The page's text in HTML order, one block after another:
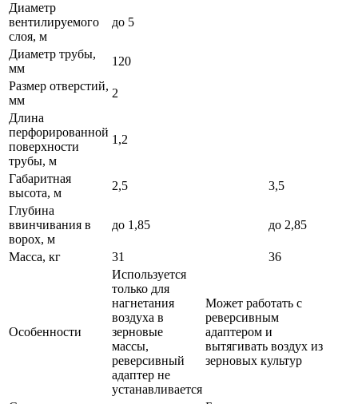
Диаметр
вентилируемого
слоя, м
до 5
Диаметр трубы,
мм
120
Размер отверстий,
мм
2
Длина
перфорированной
поверхности
трубы, м
1,2
Габаритная
высота, м
2,5
3,5
Глубина
ввинчивания в
ворох, м
до 1,85 до 2,85
Масса, кг 31 36
Особенности
Используется
только для
нагнетания
воздуха в
зерновые
массы,
реверсивный
адаптер не
устанавливается
Может работать с
реверсивным
адаптером и
вытягивать воздух из
зерновых культур